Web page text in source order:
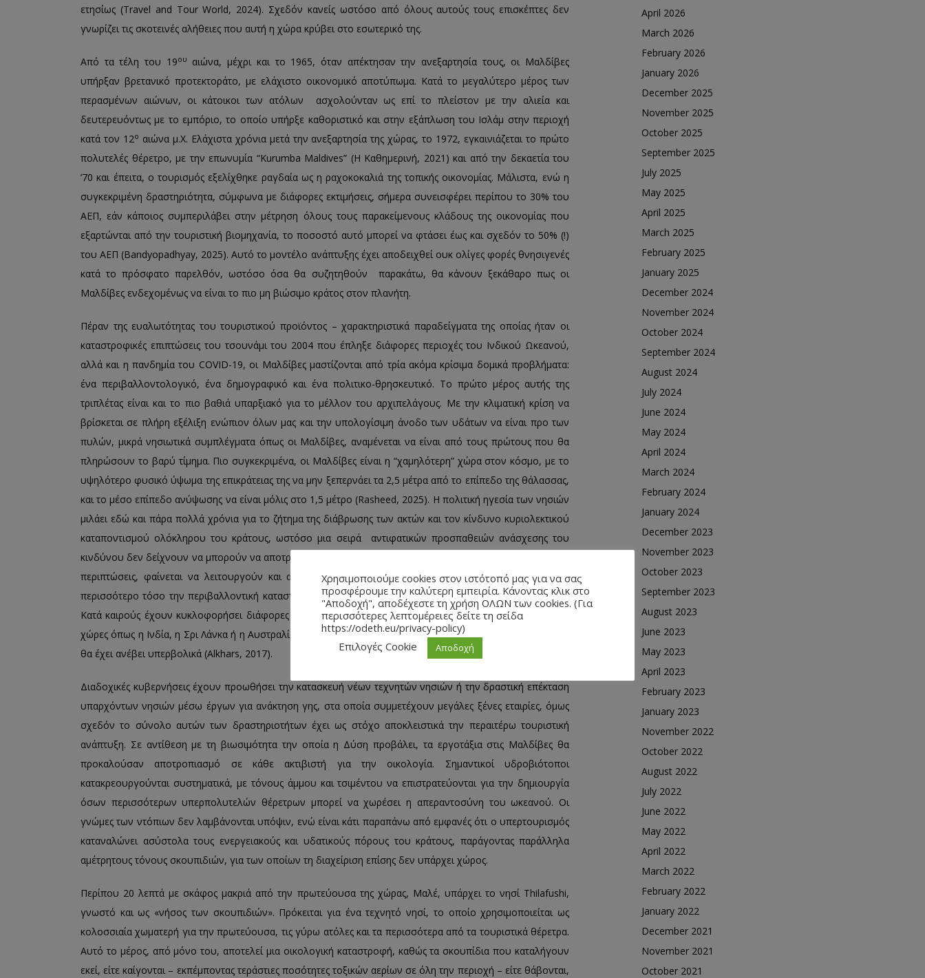
ετησίως (Travel and Tour World, 2024). Σχεδόν κανείς ωστόσο από όλους αυτούς τους επισκέπτες δεν
γνωρίζει τις σκοτεινές αλήθειες που αυτή η χώρα κρύβει στο εσωτερικό της.
Από τα τέλη του 19ου
αιώνα, μέχρι και το 1965, όταν απέκτησαν την ανεξαρτησία τους, οι Μαλδίβες
υπήρξαν βρετανικό προτεκτοράτο, με ελάχιστο οικονομικό αποτύπωμα. Κατά το μεγαλύτερο μέρος των
περασμένων αιώνων, οι κάτοικοι των ατόλων ασχολούνταν ως επί το πλείστον με την αλιεία και
δευτερευόντως με το εμπόριο, το οποίο υπήρξε καθοριστικό και στην εξάπλωση του Ισλάμ στην περιοχή
κατά τον 12ο αιώνα μ.Χ. Ελάχιστα χρόνια μετά την ανεξαρτησία της χώρας, το 1972, εγκαινιάζεται το πρώτο
πολυτελές θέρετρο, με την επωνυμία “Kurumba Maldives” (Η Καθημερινή, 2021) και από την δεκαετία του
’70 και έπειτα, ο τουρισμός εξελίχθηκε ραγδαία ως η ραχοκοκαλιά της τοπικής οικονομίας. Μάλιστα, ενώ η
συγκεκριμένη δραστηριότητα, σύμφωνα με διάφορες εκτιμήσεις, σήμερα συνεισφέρει περίπου το 30% του
ΑΕΠ, εάν κάποιος συμπεριλάβει στην μέτρηση όλους τους παρακείμενους κλάδους της οικονομίας που
εξαρτώνται από την τουριστική βιομηχανία, το ποσοστό αυτό μπορεί να φτάσει έως και σχεδόν το 50% (!)
του ΑΕΠ (Bandyopadhyay, 2025). Αυτό το μοντέλο ανάπτυξης έχει αποδειχθεί ουκ ολίγες φορές θνησιγενές
κατά το πρόσφατο παρελθόν, ωστόσο όσα θα συζητηθούν παρακάτω, θα κάνουν ξεκάθαρο πως οι
Μαλδίβες ενδεχομένως να είναι το πιο μη βιώσιμο κράτος στον πλανήτη.
Πέραν της ευαλωτότητας του τουριστικού προϊόντος – χαρακτηριστικά παραδείγματα της οποίας ήταν οι
καταστροφικές επιπτώσεις του τσουνάμι του 2004 που έπληξε διάφορες περιοχές του Ινδικού Ωκεανού,
αλλά και η πανδημία του COVID-19, οι Μαλδίβες μαστίζονται από τρία ακόμα κρίσιμα δομικά προβλήματα:
ένα περιβαλλοντολογικό, ένα δημογραφικό και ένα πολιτικο-θρησκευτικό. Το πρώτο μέρος αυτής της
τριπλέτας είναι και το πιο βαθιά υπαρξιακό για το μέλλον του αρχιπελάγους. Με την κλιματική κρίση να
βρίσκεται σε πλήρη εξέλιξη ενώπιον όλων μας και την υπολογίσιμη άνοδο των υδάτων να είναι προ των
πυλών, μικρά νησιωτικά συμπλέγματα όπως οι Μαλδίβες, αναμένεται να είναι από τους πρώτους που θα
πληρώσουν το βαρύ τίμημα. Πιο συγκεκριμένα, οι Μαλδίβες είναι η “χαμηλότερη” χώρα στον κόσμο, με το
υψηλότερο φυσικό ύψωμα της επικράτειας της να μην ξεπερνάει τα 2,5 μέτρα από το επίπεδο της θάλασσας,
και το μέσο επίπεδο ανύψωσης να είναι μόλις στο 1,5 μέτρο (Rasheed, 2025). Η πολιτική ηγεσία των νησιών
μιλάει εδώ και πάρα πολλά χρόνια για το ζήτημα της διάβρωσης των ακτών και τον κίνδυνο κυριολεκτικού
καταποντισμού ολόκληρου του κράτους, ωστόσο μια σειρά αντιφατικών προσπαθειών ανάσχεσης του
κινδύνου δεν δείχνουν να μπορούν να αποτρέψουν το αναπόφευκτο. Αυτές οι προσπάθειες δε, σε πολλές
περιπτώσεις, φαίνεται να λειτουργούν και αντίστροφα, επιτείνοντας με διαφορετικούς τρόπους ακόμα
περισσότερο τόσο την περιβαλλοντική καταστροφή των νησιών, όσο και την δημογραφική τους ασφυξία.
Κατά καιρούς έχουν κυκλοφορήσει διάφορες ιδέες ακόμα και για πλήρη μετεγκατάσταση των κατοίκων σε
χώρες όπως η Ινδία, η Σρι Λάνκα ή η Αυστραλία, μέσα στις επόμενες δεκαετίες, όταν η στάθμη της θάλασσας
θα έχει ανέβει υπερβολικά (Alkhars, 2017).
Διαδοχικές κυβερνήσεις έχουν προωθήσει την κατασκευή νέων τεχνητών νησιών ή την δραστική επέκταση
υπαρχόντων νησιών μέσω έργων για ανάκτηση γης, στα οποία συμμετέχουν μεγάλες ξένες εταιρίες, όμως
σχεδόν το σύνολο αυτών των δραστηριοτήτων έχει ως στόχο αποκλειστικά την περαιτέρω τουριστική
ανάπτυξη. Σε αντίθεση με τη βιωσιμότητα την οποία η Δύση προβάλει, τα εργοτάξια στις Μαλδίβες θα
προκαλούσαν αποτροπιασμό σε κάθε ακτιβιστή για την οικολογία. Σημαντικοί υδροβιότοποι
κατακρεουργούνται συστηματικά, με τόνους άμμου και τσιμέντου να επιστρατεύονται για την δημιουργία
όσων περισσότερων υπερπολυτελών θέρετρων μπορεί να χωρέσει η απεραντοσύνη του ωκεανού. Οι
γνώμες των ντόπιων δεν λαμβάνονται υπόψιν, ενώ είναι κάτι παραπάνω από εμφανές ότι ο υπερτουρισμός
καταναλώνει ασύστολα τους ενεργειακούς και υδατικούς πόρους του κράτους, παράγοντας παράλληλα
αμέτρητους τόνους σκουπιδιών, για των οποίων τη διαχείριση επίσης δεν υπάρχει χώρος.
Περίπου 20 λεπτά με σκάφος μακριά από την πρωτεύουσα της χώρας, Μαλέ, υπάρχει το νησί Thilafushi,
γνωστό και ως «νήσος των σκουπιδιών». Πρόκειται για ένα τεχνητό νησί, το οποίο χρησιμοποιείται ως
κολοσσιαία χωματερή για την πρωτεύουσα, τις γύρω ατόλες και τα περισσότερα από τα τουριστικά θέρετρα.
Αυτό το μέρος, από μόνο του, αποτελεί μια οικολογική καταστροφή, καθώς τα σκουπίδια που καταλήγουν
εκεί, είτε καίγονται – εκπέμποντας τεράστιες ποσότητες τοξικών αερίων σε όλη την περιοχή – είτε θάβονται,
April 2026
March 2026
February 2026
January 2026
December 2025
November 2025
October 2025
September 2025
July 2025
May 2025
April 2025
March 2025
February 2025
January 2025
December 2024
November 2024
October 2024
September 2024
August 2024
July 2024
June 2024
May 2024
April 2024
March 2024
February 2024
January 2024
December 2023
November 2023
October 2023
September 2023
August 2023
June 2023
May 2023
April 2023
February 2023
January 2023
November 2022
October 2022
August 2022
July 2022
June 2022
May 2022
April 2022
March 2022
February 2022
January 2022
December 2021
November 2021
October 2021
Χρησιμοποιούμε cookies στον ιστότοπό μας για να σας
προσφέρουμε την καλύτερη εμπειρία. Κάνοντας κλικ στο
"Αποδοχή", αποδέχεστε τη χρήση ΟΛΩΝ των cookies. (Για
περισσότερες λεπτομέρειες δείτε τη σείδα
https://odeth.eu/privacy-policy)
Επιλογές Cookie
Αποδοχή